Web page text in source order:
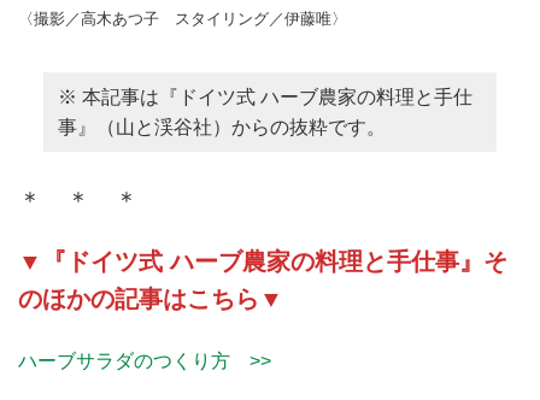
〈撮影／高木あつ子 スタイリング／伊藤唯〉
※ 本記事は『ドイツ式 ハーブ農家の料理と手仕
事』（山と渓谷社）からの抜粋です。
＊ ＊ ＊
▼『ドイツ式 ハーブ農家の料理と手仕事』そ
のほかの記事はこちら▼
ハーブサラダのつくり方 >>